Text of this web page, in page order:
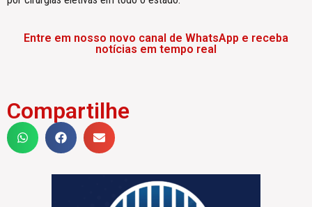
Entre em nosso novo canal de WhatsApp e receba
notícias em tempo real
Compartilhe